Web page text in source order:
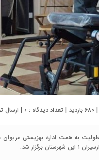
0 | ارسال
دارای معلولیت به همت اداره بهزیستی
شد.